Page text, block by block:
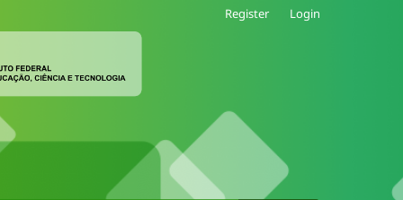
Register Login